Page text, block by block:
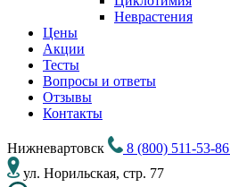
Неврастения
Цены
Акции
Тесты
Вопросы и ответы
Отзывы
Контакты
Нижневартовск 8 (800) 511-53-86
ул. Норильская, стр. 77